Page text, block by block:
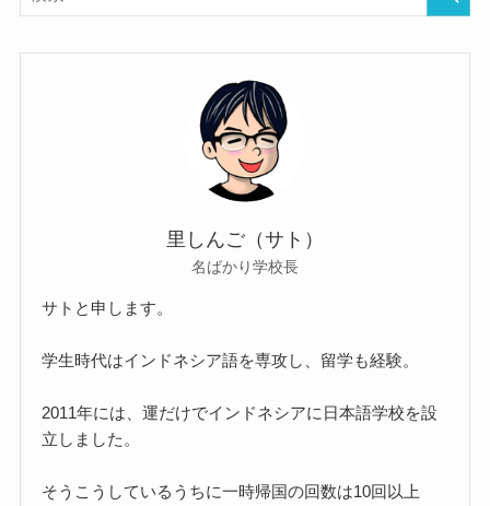
里しんご（サト）
名ばかり学校長
サトと申します。
学生時代はインドネシア語を専攻し、留学も経験。
2011年には、運だけでインドネシアに日本語学校を設
立しました。
そうこうしているうちに一時帰国の回数は10回以上